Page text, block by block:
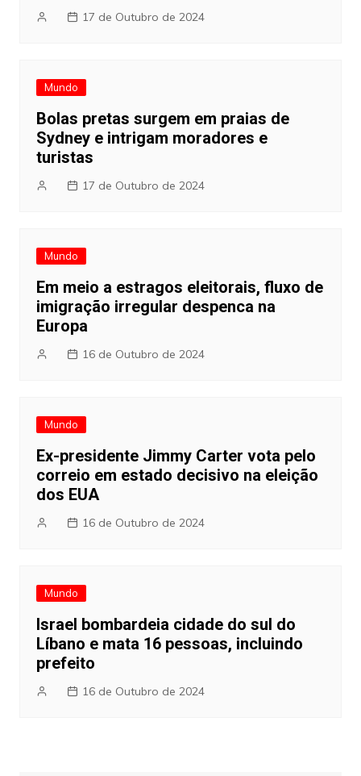
17 de Outubro de 2024
Mundo
Bolas pretas surgem em praias de
Sydney e intrigam moradores e
turistas
17 de Outubro de 2024
Mundo
Em meio a estragos eleitorais, fluxo de
imigração irregular despenca na
Europa
16 de Outubro de 2024
Mundo
Ex-presidente Jimmy Carter vota pelo
correio em estado decisivo na eleição
dos EUA
16 de Outubro de 2024
Mundo
Israel bombardeia cidade do sul do
Líbano e mata 16 pessoas, incluindo
prefeito
16 de Outubro de 2024